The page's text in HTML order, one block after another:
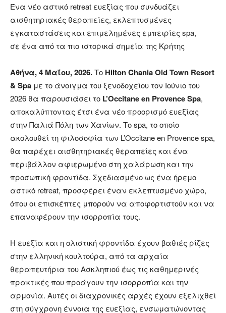
Ένα νέο αστικό retreat ευεξίας που συνδυάζει
αισθητηριακές θεραπείες, εκλεπτυσμένες
εγκαταστάσεις και επιμελημένες εμπειρίες spa,
σε ένα από τα πιο ιστορικά σημεία της Κρήτης
Αθήνα, 4 Μαΐου, 2026.Το Hilton Chania Old Town Resort
& Spa με το άνοιγμα του ξενοδοχείου τον Ιούνιο του
2026 θα παρουσιάσει το L’Occitane en Provence Spa,
αποκαλύπτοντας έτσι ένα νέο προορισμό ευεξίας
στην Παλιά Πόλη των Χανίων. Το spa, το οποίο
ακολουθεί τη φιλοσοφία των L’Occitane en Provence spa,
θα παρέχει αισθητηριακές θεραπείες και ένα
περιβάλλον αφιερωμένο στη χαλάρωση και την
προσωπική φροντίδα. Σχεδιασμένο ως ένα ήρεμο
αστικό retreat, προσφέρει έναν εκλεπτυσμένο χώρο,
όπου οι επισκέπτες μπορούν να αποφορτιστούν και να
επαναφέρουν την ισορροπία τους.
Η ευεξία και η ολιστική φροντίδα έχουν βαθιές ρίζες
στην ελληνική κουλτούρα, από τα αρχαία
θεραπευτήρια του Ασκληπιού έως τις καθημερινές
πρακτικές που προάγουν την ισορροπία και την
αρμονία. Αυτές οι διαχρονικές αρχές έχουν εξελιχθεί
στη σύγχρονη έννοια της ευεξίας, ενσωματώνοντας